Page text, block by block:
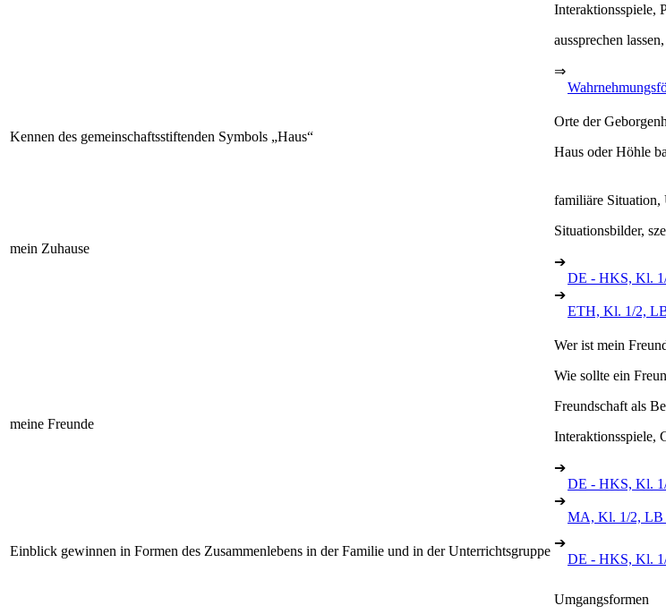
Interaktionsspiele,
aussprechen
⇒
Kennen des gemeinschaftsstiftenden Symbols „Haus“
Orte der
Haus oder Höhle
mein Zuhause
familiäre Situation,
Situationsbilder,
➔
DE - HKS, Kl.
➔
ETH, Kl. 1/2,
meine Freunde
Wer ist mein
Wie sollte ein
Freundschaft als
Interaktionsspiele,
➔
DE - HKS, Kl.
➔
MA, Kl. 1/2, LB
Einblick gewinnen in Formen des Zusammenlebens in der Familie und in der Unterrichtsgruppe
➔
DE - HKS, Kl.
Umgangsformen